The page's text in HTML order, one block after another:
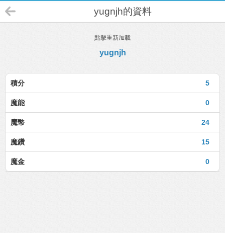
yugnjh的資料
點擊重新加載
yugnjh
5
積分
0
魔能
24
魔幣
15
魔鑽
0
魔金